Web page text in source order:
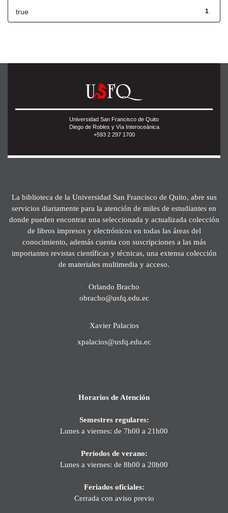
1
true
Universidad San Francisco de Quito
Diego de Robles y Vía Interoceánica
+593 2 297 1700
La biblioteca de la Universidad San Francisco de Quito, abre sus
servicios diariamente para la atención de miles de estudiantes en
donde pueden encontrar una seleccionada y actualizada colección
de libros impresos y electrónicos en todas las áreas del
conocimiento, además cuenta con suscripciones a las más
importantes revistas científicas y técnicas, una extensa colección
de materiales multimedia y acceso.
Orlando Bracho
obracho@usfq.edu.ec
Xavier Palacios
xpalacios@usfq.edu.ec
Horarios de Atención
Semestres regulares:
Lunes a viernes: de 7h00 a 21h00
Períodos de verano:
Lunes a viernes: de 8h00 a 20h00
Feriados oficiales:
Cerrada con aviso previo